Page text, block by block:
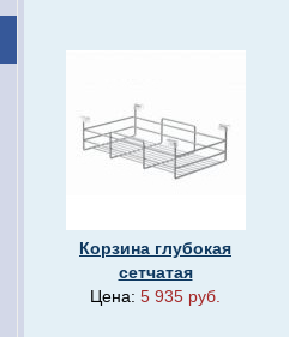
Корзина глубокая
сетчатая
Цена: 5 935 руб.